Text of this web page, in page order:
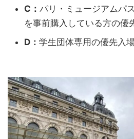
C： パリ・ミュージアムパ
を事前購入している方の優
D： 学生団体専用の優先入場